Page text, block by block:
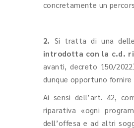
concretamente un
2. Si tratta di una
introdotta con la c.d.
avanti, decreto 150/
dunque opportuno
Ai sensi dell’art. 42,
riparativa «ogni
dell’offesa e ad altri